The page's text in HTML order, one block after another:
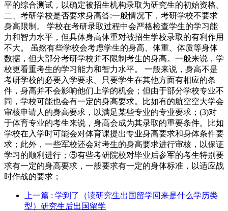
平的综合测试，以确定被招生机构录取为研究生的初始资格。
二、考研学校是否要求身高答:一般情况下，考研学校不要求
身高限制。 学校在考研录取过程中会严格检查学生的学习能
力和智力水平，但具体身高体重对被招生学校录取的有利作用
不大。 虽然有些学校会考虑学生的身高、体重、体质等身体
数据，但大部分考研学校并不限制考生的身高。一般来说，学
校更看重考生的学习能力和智力水平。 一般来说，身高不是
考研学校的必要入学要求。只要学生在其他方面有相应的条
件，身高并不会影响他们上学的机会；但由于部分学校专业不
同，学校可能也会有一定的身高要求。比如有的航空空大学会
审核申请人的身高要求，以满足某些专业的专业要求；(3)对
于体育专业的考生来说，身高会成为其录取的重要条件。比如
学校在入学时可能会对体育课提出专业身高要求和身体条件要
求；此外，一些军校还会对考生的身高要求进行审核，以保证
学习的顺利进行；⑤有些考研院校对毕业后参军的考生特别要
求有一定的身高要求，一般要求有一定的身体标准，以适应战
时作战的要求；
上一篇 : 学到了（读研究生出国留学回来是什么学历类
型）研究生后出国留学